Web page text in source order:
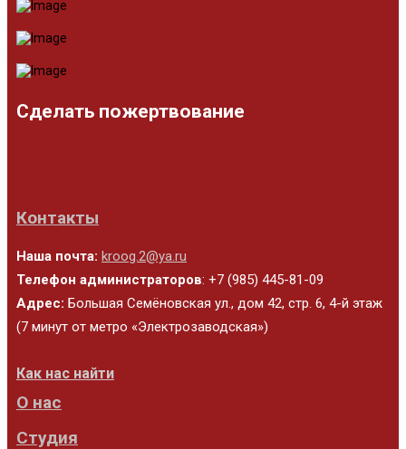
Сделать пожертвование
Контакты
Наша почта: kroog.2@ya.ru
Телефон администраторов: +7 (985) 445-81-09
Адрес: Большая Семёновская ул., дом 42, стр. 6, 4-й этаж
(7 минут от метро «Электрозаводская»)
Как нас найти
О нас
Студия